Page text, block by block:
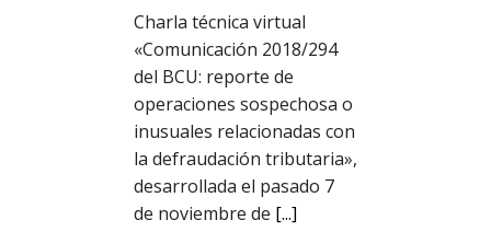
Charla técnica virtual
«Comunicación 2018/294
del BCU: reporte de
operaciones sospechosa o
inusuales relacionadas con
la defraudación tributaria»,
desarrollada el pasado 7
de noviembre de [...]